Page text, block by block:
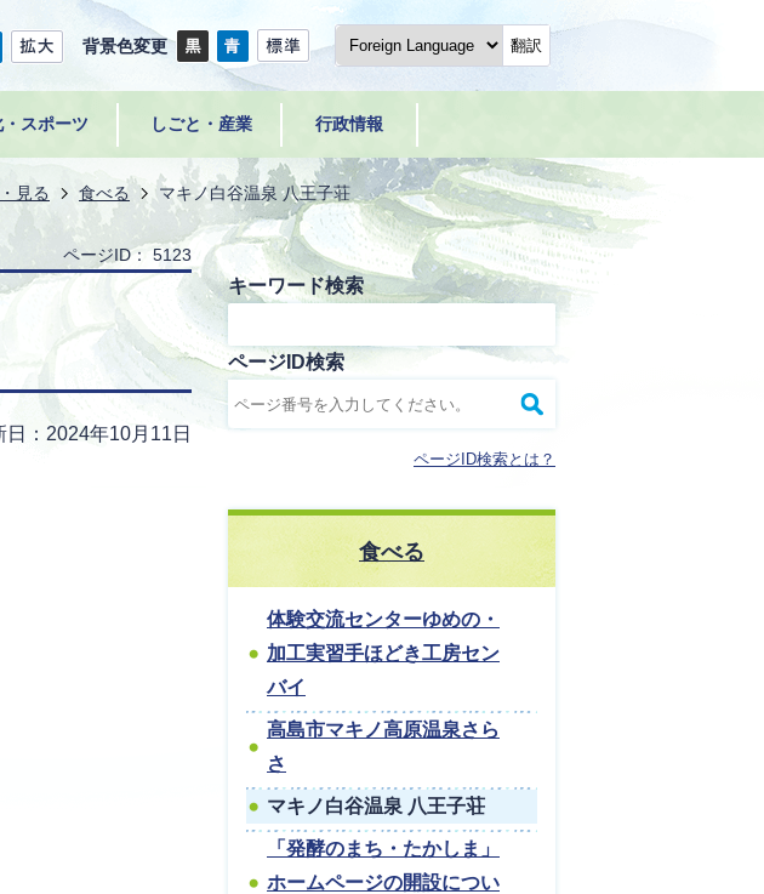
背景色変更 翻訳
スポーツ しごと・産業 行政情報
見る 食べる マキノ白谷温泉 八王子荘
ページID： 5123
日：2024年10月11日
キーワード検索
ページID検索
ページID検索とは？
食べる
体験交流センターゆめの・
加工実習手ほどき工房セン
バイ
高島市マキノ高原温泉さら
さ
マキノ白谷温泉 八王子荘
「発酵のまち・たかしま」
ホームページの開設につい